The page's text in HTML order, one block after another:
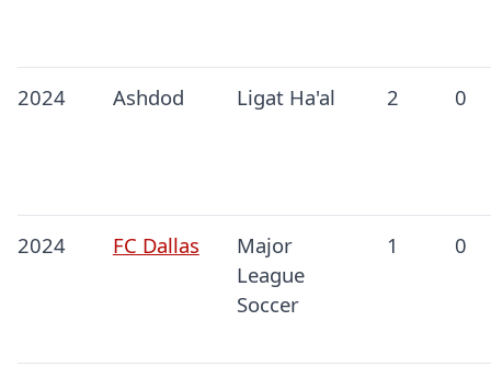
2024 Ashdod Ligat Ha'al 2 0
2024 FC Dallas
Major
League
Soccer
1 0